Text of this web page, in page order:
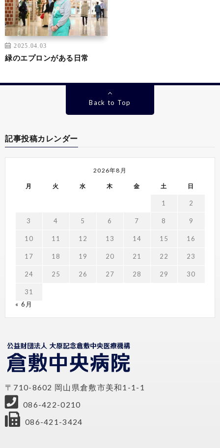
2025.04.03
緑のエプロンがある日常
Back to Top
記事投稿カレンダー
2026年8月
月 火 水 木 金 土 日
1 2
3 4 5 6 7 8 9
10 11 12 13 14 15 16
17 18 19 20 21 22 23
24 25 26 27 28 29 30
31
« 6月
〒710-8602 岡山県倉敷市美和1-1-1
086-422-0210
086-421-3424